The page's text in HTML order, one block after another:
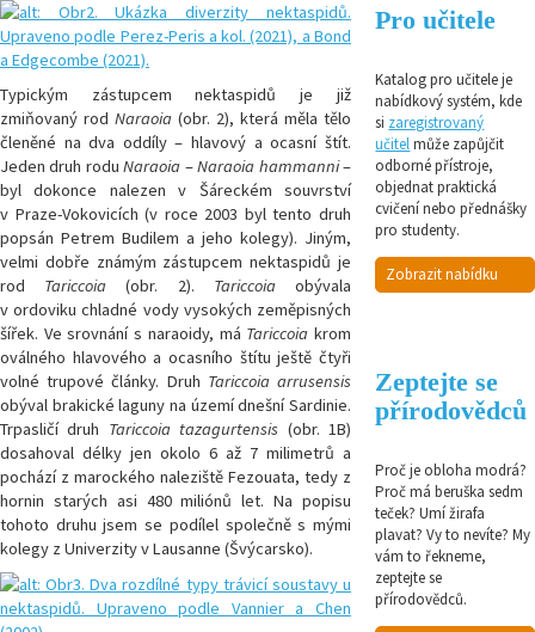
Typickým zástupcem nektaspidů je již
zmiňovaný rod Naraoia (obr. 2), která měla tělo
členěné na dva oddíly – hlavový a ocasní štít.
Jeden druh roduNaraoia –Naraoia hammanni–
byl dokonce nalezen v Šáreckém souvrství
v Praze-Vokovicích (v roce 2003 byl tento druh
popsán Petrem Budilem a jeho kolegy). Jiným,
velmi dobře známým zástupcem nektaspidů je
rod Tariccoia(obr. 2). Tariccoiaobývala
v ordoviku chladné vody vysokých zeměpisných
šířek. Ve srovnání s naraoidy, má Tariccoia krom
oválného hlavového a ocasního štítu ještě čtyři
volné trupové články. Druh Tariccoia arrusensis
obýval brakické laguny na území dnešní Sardinie.
Trpasličí druh Tariccoia tazagurtensis (obr. 1B)
dosahoval délky jen okolo 6 až 7 milimetrů a
pochází z marockého naleziště Fezouata, tedy z
hornin starých asi 480 miliónů let. Na popisu
tohoto druhu jsem se podílel společně s mými
kolegy z Univerzity v Lausanne (Švýcarsko).
Pro učitele
Katalog pro učitele je
nabídkový systém, kde
si zaregistrovaný
učitelmůže zapůjčit
odborné přístroje,
objednat praktická
cvičení nebo přednášky
pro studenty.
Zobrazit nabídku
Zeptejte se
přírodovědců
Proč je obloha modrá?
Proč má beruška sedm
teček? Umí žirafa
plavat? Vy to nevíte? My
vám to řekneme,
zeptejte se
přírodovědců.